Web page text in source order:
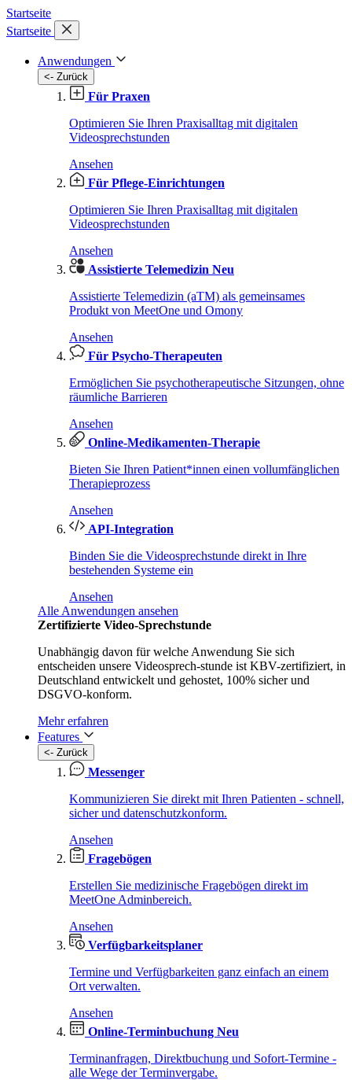
Startseite
Startseite
Anwendungen
<- Zurück
Für Praxen
Optimieren Sie Ihren Praxisalltag mit digitalen
Videosprechstunden
Ansehen
Für Pflege-Einrichtungen
Optimieren Sie Ihren Praxisalltag mit digitalen
Videosprechstunden
Ansehen
Assistierte Telemedizin Neu
Assistierte Telemedizin (aTM) als gemeinsames
Produkt von MeetOne und Omony
Ansehen
Für Psycho-Therapeuten
Ermöglichen Sie psychotherapeutische Sitzungen, ohne
räumliche Barrieren
Ansehen
Online-Medikamenten-Therapie
Bieten Sie Ihren Patient*innen einen vollumfänglichen
Therapieprozess
Ansehen
API-Integration
Binden Sie die Videosprechstunde direkt in Ihre
bestehenden Systeme ein
Ansehen
Alle Anwendungen ansehen
Zertifizierte Video-Sprechstunde
Unabhängig davon für welche Anwendung Sie sich
entscheiden unsere Videosprech-stunde ist KBV-zertifiziert, in
Deutschland entwickelt und gehostet, 100% sicher und
DSGVO-konform.
Mehr erfahren
Features
<- Zurück
Messenger
Kommunizieren Sie direkt mit Ihren Patienten - schnell,
sicher und datenschutzkonform.
Ansehen
Fragebögen
Erstellen Sie medizinische Fragebögen direkt im
MeetOne Adminbereich.
Ansehen
Verfügbarkeitsplaner
Termine und Verfügbarkeiten ganz einfach an einem
Ort verwalten.
Ansehen
Online-Terminbuchung Neu
Terminanfragen, Direktbuchung und Sofort-Termine -
alle Wege der Terminvergabe.